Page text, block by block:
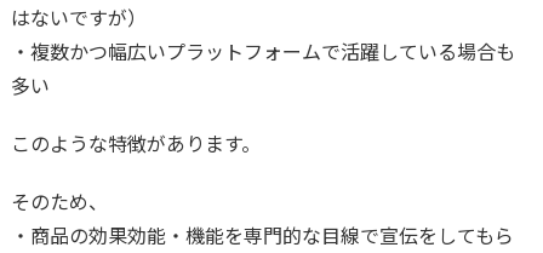
はないですが）
・複数かつ幅広いプラットフォームで活躍している場合も
多い
このような特徴があります。
そのため、
・商品の効果効能・機能を専門的な目線で宣伝をしてもら